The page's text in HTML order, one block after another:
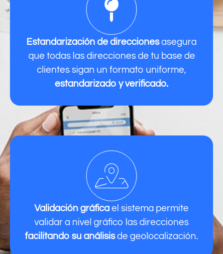
Estandarización de direccionesasegura
que todas las direcciones de tu base de
clientes sigan un formato uniforme,
estandarizado y verificado.
Validación gráfica el sistema permite
validar a nivel gráfico las direcciones
facilitando su análisisde geolocalización.